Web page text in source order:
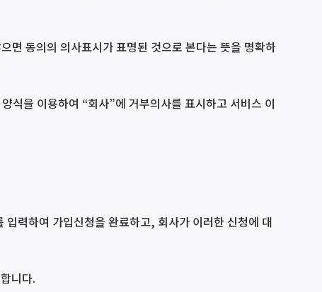
면 동의의 의사표시가 표명된 것으로 본다는 뜻을 명확하
식을 이용하여 “회사”에 거부의사를 표시하고 서비스 이
력하여 가입신청을 완료하고, 회사가 이러한 신청에 대
니다.